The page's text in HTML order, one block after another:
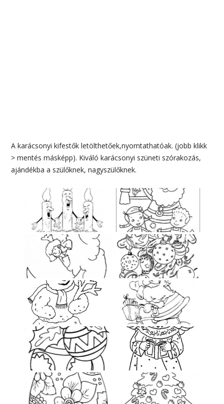
A karácsonyi kifestők letölthetőek,nyomtathatóak. (jobb klikk
> mentés másképp). Kiváló karácsonyi szüneti szórakozás,
ajándékba a szülőknek, nagyszülőknek.